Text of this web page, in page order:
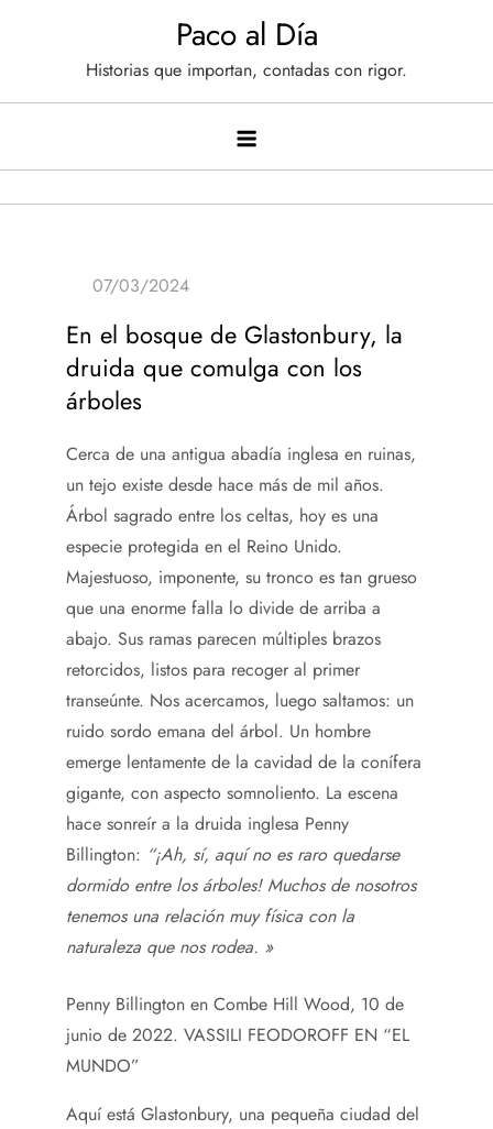
Paco al Día
Historias que importan, contadas con rigor.
En el bosque de Glastonbury, la
druida que comulga con los
árboles
Cerca de una antigua abadía inglesa en ruinas,
un tejo existe desde hace más de mil años.
Árbol sagrado entre los celtas, hoy es una
especie protegida en el Reino Unido.
Majestuoso, imponente, su tronco es tan grueso
que una enorme falla lo divide de arriba a
abajo. Sus ramas parecen múltiples brazos
retorcidos, listos para recoger al primer
transeúnte. Nos acercamos, luego saltamos: un
ruido sordo emana del árbol. Un hombre
emerge lentamente de la cavidad de la conífera
gigante, con aspecto somnoliento. La escena
hace sonreír a la druida inglesa Penny
Billington: “¡Ah, sí, aquí no es raro quedarse
dormido entre los árboles! Muchos de nosotros
tenemos una relación muy física con la
naturaleza que nos rodea. »
Penny Billington en Combe Hill Wood, 10 de
junio de 2022. VASSILI FEODOROFF EN “EL
MUNDO”
Aquí está Glastonbury, una pequeña ciudad del